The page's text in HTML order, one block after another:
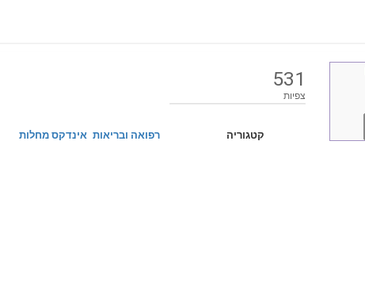
531
צפיות
קטגוריה רפואה ובריאות אינדקס מחלות